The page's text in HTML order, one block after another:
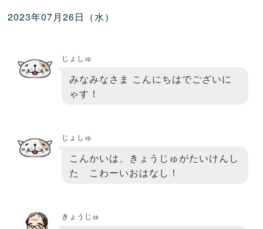
2023年07月26日（水）
じょしゅ
みなみなさま こんにちはでございに
ゃす！
じょしゅ
こんかいは、きょうじゅがたいけんし
た こわーいおはなし！
きょうじゅ